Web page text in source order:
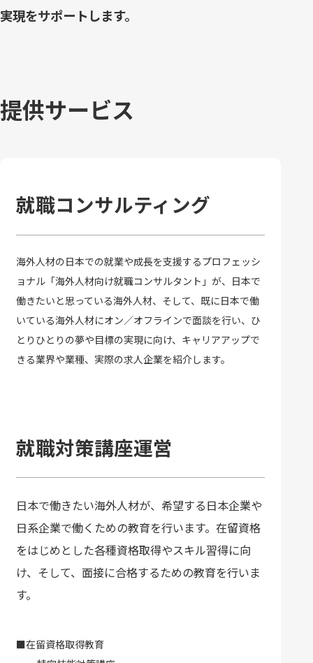
実現をサポートします。
提供サービス
就職コンサルティング
海外人材の日本での就業や成長を支援するプロフェッシ
ョナル「海外人材向け就職コンサルタント」が、日本で
働きたいと思っている海外人材、そして、既に日本で働
いている海外人材にオン／オフラインで面談を行い、ひ
とりひとりの夢や目標の実現に向け、キャリアアップで
きる業界や業種、実際の求人企業を紹介します。
就職対策講座運営
日本で働きたい海外人材が、希望する日本企業や
日系企業で働くための教育を行います。在留資格
をはじめとした各種資格取得やスキル習得に向
け、そして、面接に合格するための教育を行いま
す。
■在留資格取得教育